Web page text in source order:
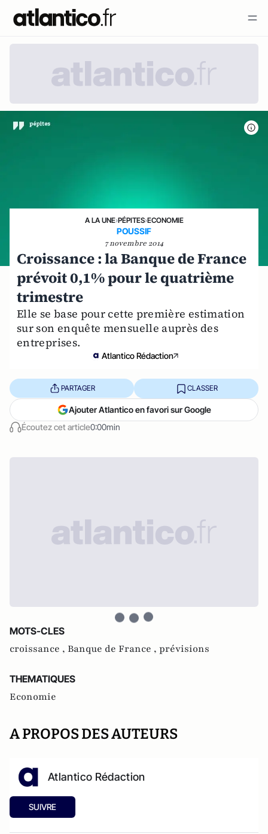
A LA UNE›PÉPITES›ECONOMIE
POUSSIF
7 novembre 2014
Croissance : la Banque de France
prévoit 0,1% pour le quatrième
trimestre
Elle se base pour cette première estimation
sur son enquête mensuelle auprès des
entreprises.
Atlantico Rédaction
Écoutez cet article0:00min
PARTAGER CLASSER
Ajouter Atlantico en favori sur Google
MOTS-CLES
croissance , Banque de France , prévisions
THEMATIQUES
Economie
A PROPOS DES AUTEURS
Atlantico Rédaction
SUIVRE